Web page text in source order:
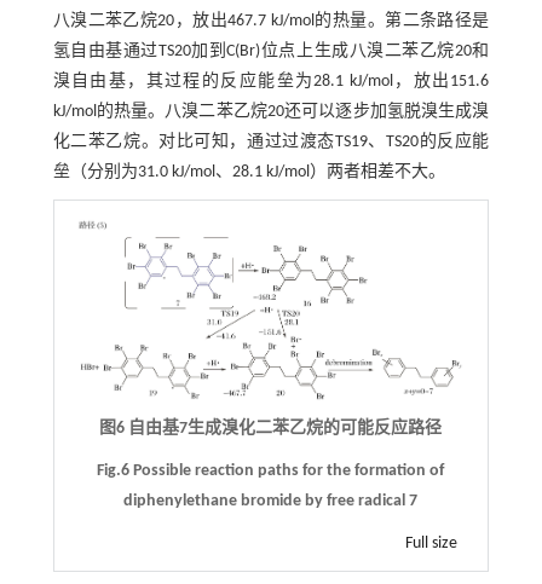
八溴二苯乙烷20，放出467.7 kJ/mol的热量。第二条路径是
氢自由基通过TS20加到C(Br)位点上生成八溴二苯乙烷20和
溴自由基，其过程的反应能垒为28.1 kJ/mol，放出151.6
kJ/mol的热量。八溴二苯乙烷20还可以逐步加氢脱溴生成溴
化二苯乙烷。对比可知，通过过渡态TS19、TS20的反应能
垒（分别为31.0 kJ/mol、28.1 kJ/mol）两者相差不大。
图6 自由基7生成溴化二苯乙烷的可能反应路径
Fig.6 Possible reaction paths for the formation of
diphenylethane bromide by free radical 7
Full size